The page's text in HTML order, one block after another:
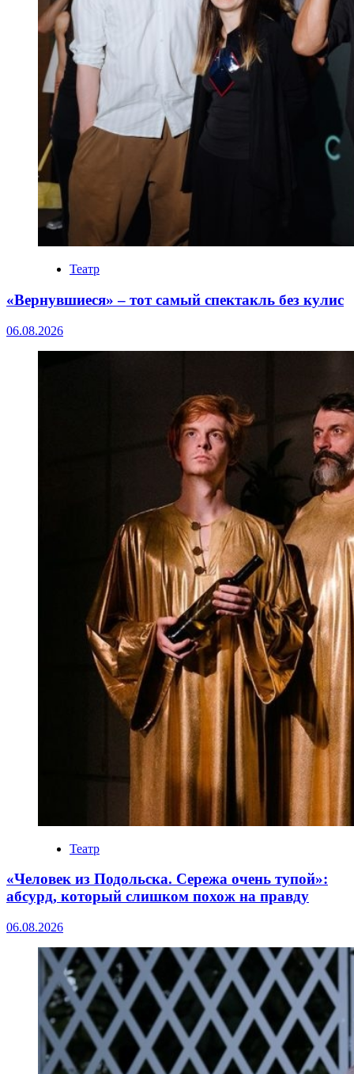
Театр
«Вернувшиеся» – тот самый спектакль без кулис
06.08.2026
Театр
«Человек из Подольска. Сережа очень тупой»:
абсурд, который слишком похож на правду
06.08.2026